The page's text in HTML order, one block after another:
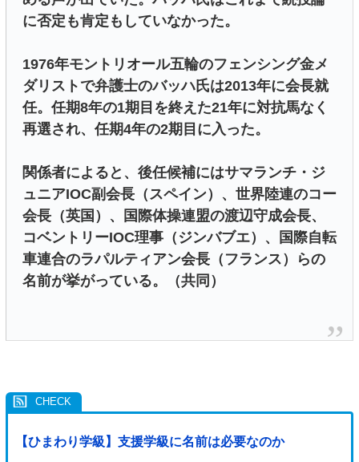
に否定も肯定もしていなかった。
1976年モントリオール五輪のフェンシング金メ
ダリストで弁護士のバッハ氏は2013年に会長就
任。任期8年の1期目を終えた21年に対抗馬なく
再選され、任期4年の2期目に入った。
関係者によると、後任候補にはサマランチ・ジ
ュニアIOC副会長（スペイン）、世界陸連のコー
会長（英国）、国際体操連盟の渡辺守成会長、
コベントリーIOC理事（ジンバブエ）、国際自転
車連合のラパルティアン会長（フランス）らの
名前が挙がっている。（共同）
【ひまわり学級】支援学級に名前は必要なのか